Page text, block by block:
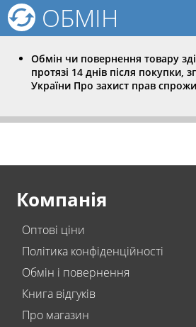
ОБМІН
Обмін чи повернення товару
протязі 14 днів після покупки,
України Про захист прав
Компанія
Оптові ціни
Політика конфіденційності
Обмін і повернення
Книга відгуків
Про магазин